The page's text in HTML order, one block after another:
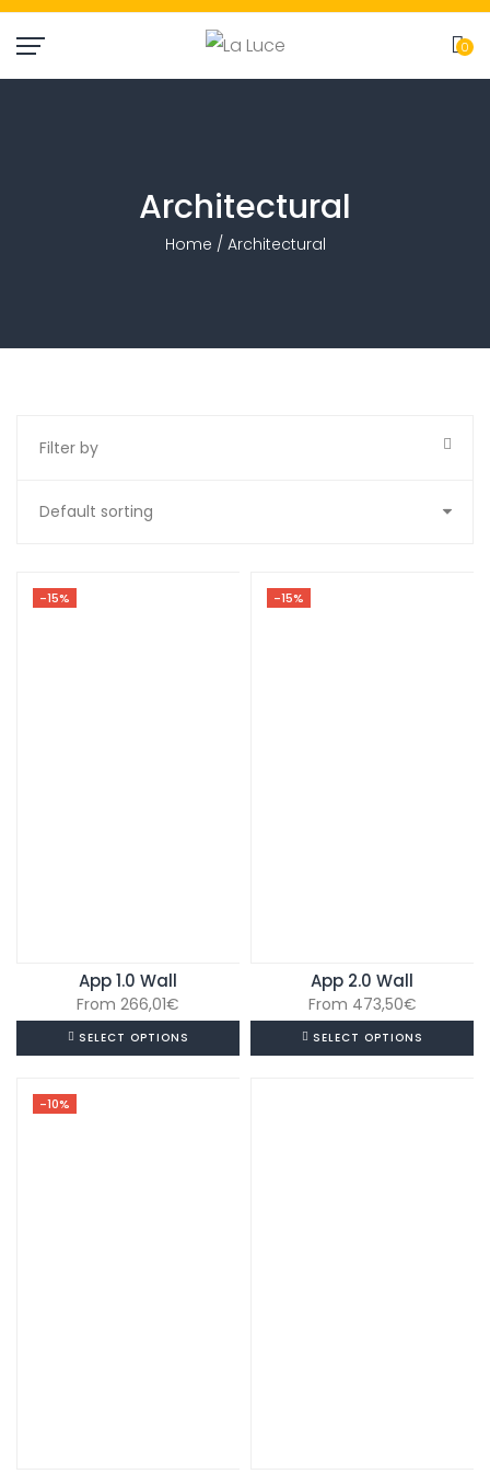
0
Architectural
Home / Architectural
-15%
App 1.0 Wall
From 266,01€
SELECT OPTIONS
-15%
App 2.0 Wall
From 473,50€
SELECT OPTIONS
-10%
Filter by